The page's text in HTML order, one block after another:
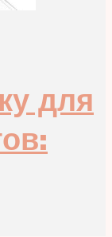
для